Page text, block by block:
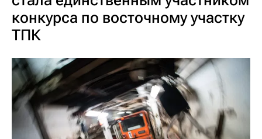
конкурса по восточному участку
ТПК